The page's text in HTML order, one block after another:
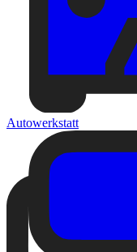
Autowerkstatt